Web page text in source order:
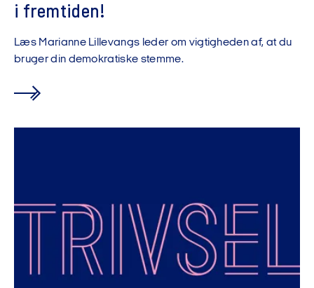
i fremtiden!
Læs Marianne Lillevangs leder om vigtigheden af, at du
bruger din demokratiske stemme.